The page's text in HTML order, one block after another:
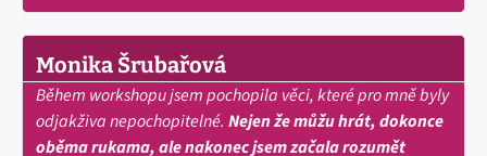
Monika Šrubařová
Během workshopu jsem pochopila věci, které pro mně byly
odjakživa nepochopitelné. Nejen že můžu hrát, dokonce
oběma rukama, ale nakonec jsem začala rozumět